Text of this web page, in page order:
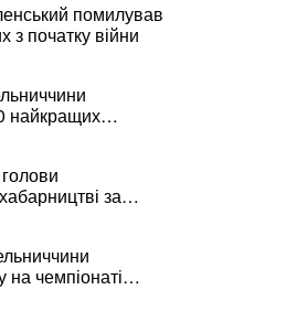
помилував
з початку війни
найкращих
за
на ремонт доріг
на чемпіонаті